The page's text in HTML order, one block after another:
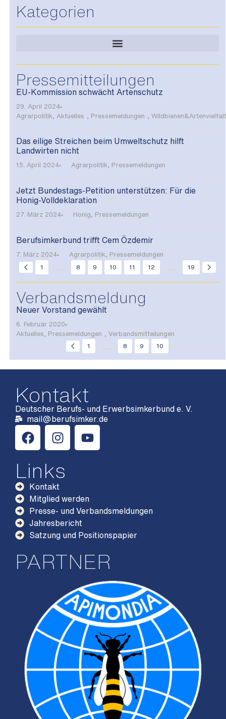
Kategorien
Pressemitteilungen
EU-Kommission schwächt Artenschutz
29. April 2024
Agrarpolitik
Aktuelles Pressemeldungen Wildbienen&Artenvielfalt
Das eilige Streichen beim Umweltschutz hilft
Landwirten nicht
15. April 2024 Agrarpolitik Pressemeldungen
Jetzt Bundestags-Petition unterstützen: Für die
Honig-Volldeklaration
27. März 2024 Honig Pressemeldungen
Berufsimkerbund trifft Cem Özdemir
7. März 2024 Agrarpolitik
Pressemeldungen
1
8 9 10 11 12 19
Verbandsmeldung
Neuer Vorstand gewählt
6. Februar 2020
Aktuelles
Pressemeldungen
Verbandsmitteilungen
1
8 9 10
Kontakt
Deutscher Berufs- und Erwerbsimkerbund e. V.
mail@berufsimker.de
Links
Kontakt
Mitglied werden
Presse- und Verbandsmeldungen
Jahresbericht
Satzung und Positionspapier
PARTNER